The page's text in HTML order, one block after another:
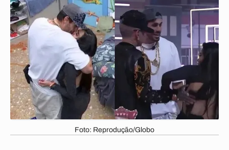
Foto: Reprodução/Globo